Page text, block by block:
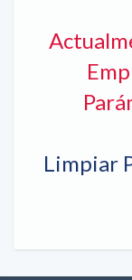
Limpiar